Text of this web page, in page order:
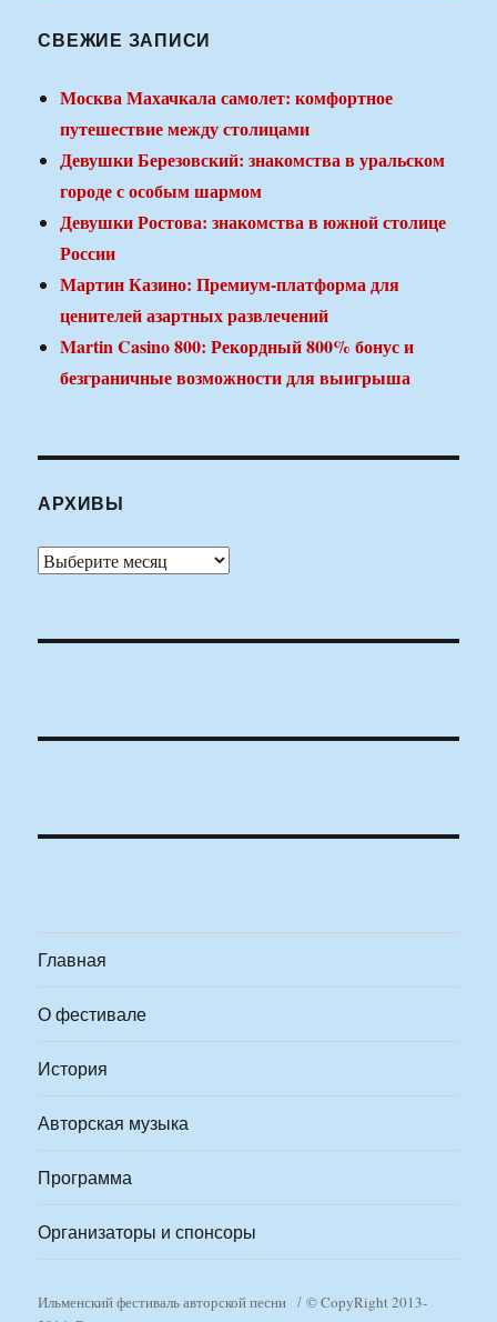
СВЕЖИЕ ЗАПИСИ
Москва Махачкала самолет: комфортное
путешествие между столицами
Девушки Березовский: знакомства в уральском
городе с особым шармом
Девушки Ростова: знакомства в южной столице
России
Мартин Казино: Премиум-платформа для
ценителей азартных развлечений
Martin Casino 800: Рекордный 800% бонус и
безграничные возможности для выигрыша
АРХИВЫ
Архивы
Главная
О фестивале
История
Авторская музыка
Программа
Организаторы и спонсоры
Ильменский фестиваль авторской песни
© CopyRight 2013-